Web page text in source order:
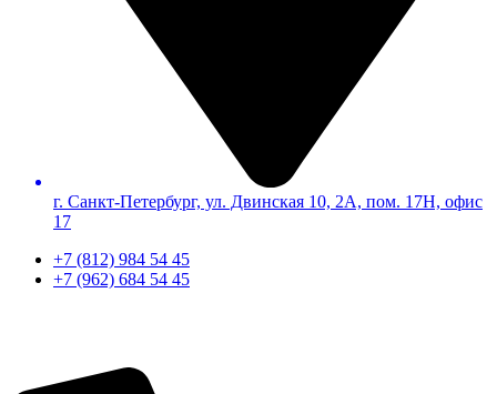
г. Санкт-Петербург, ул. Двинская 10, 2А, пом. 17Н, офис
17
+7 (812) 984 54 45
+7 (962) 684 54 45